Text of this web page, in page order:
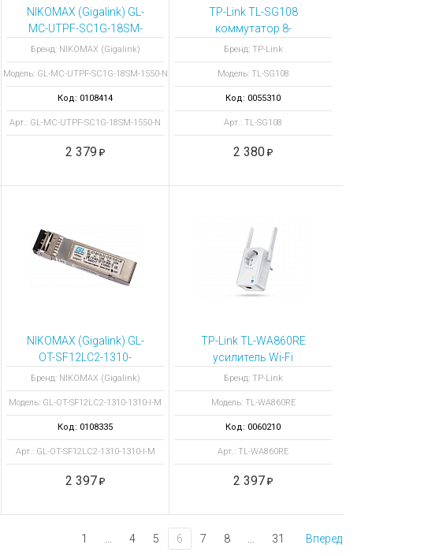
NIKOMAX (Gigalink) GL-
MC-UTPF-SC1G-18SM-
1550-N
медиаконвертер
GIGALINK из UTP,
100/1000Мбит/c в
WDM, до 20 км
Бренд: NIKOMAX (Gigalink)
Модель: GL-MC-UTPF-SC1G-18SM-1550-N
Код: 0108414
Арт.: GL-MC-UTPF-SC1G-18SM-1550-N
2 379
TP-Link TL-SG108
коммутатор 8-
портовый
Бренд: TP-Link
Модель: TL-SG108
Код: 0055310
Арт.: TL-SG108
2 380
NIKOMAX (Gigalink) GL-
OT-SF12LC2-1310-
1310-I-M модуль
промышленный
GIGALINK SFP,
100Мбит/c, до 2 км
Бренд: NIKOMAX (Gigalink)
Модель: GL-OT-SF12LC2-1310-1310-I-M
Код: 0108335
Арт.: GL-OT-SF12LC2-1310-1310-I-M
2 397
TP-Link TL-WA860RE
усилитель Wi-Fi
сигнала
Бренд: TP-Link
Модель: TL-WA860RE
Код: 0060210
Арт.: TL-WA860RE
2 397
1 4 5 6 7 8 31 Вперед